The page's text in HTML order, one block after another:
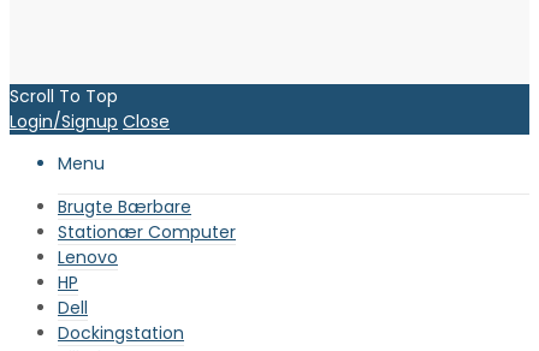
Scroll To Top
Login/Signup Close
Menu
Brugte Bærbare
Stationær Computer
Lenovo
HP
Dell
Dockingstation